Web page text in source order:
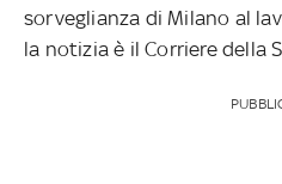
sorveglianza di Milano al
la notizia è il Corriere della